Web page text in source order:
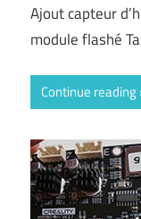
Ajout capteur
module flashé
Continue reading